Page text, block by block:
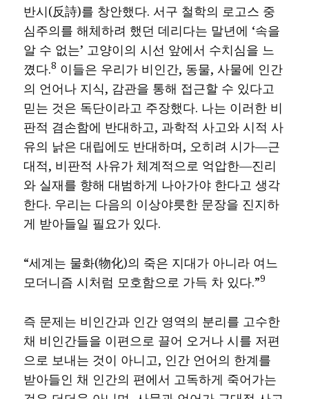
반시(反詩)를 창안했다. 서구 철학의 로고스 중
심주의를 해체하려 했던 데리다는 말년에 ‘속을
알 수 없는’ 고양이의 시선 앞에서 수치심을 느
꼈다.8 이들은 우리가 비인간, 동물, 사물에 인간
의 언어나 지식, 감관을 통해 접근할 수 있다고
믿는 것은 독단이라고 주장했다. 나는 이러한 비
판적 겸손함에 반대하고, 과학적 사고와 시적 사
유의 낡은 대립에도 반대하며, 오히려 시가―근
대적, 비판적 사유가 체계적으로 억압한―진리
와 실재를 향해 대범하게 나아가야 한다고 생각
한다. 우리는 다음의 이상야릇한 문장을 진지하
게 받아들일 필요가 있다.
“세계는 물화(物化)의 죽은 지대가 아니라 여느
모더니즘 시처럼 모호함으로 가득 차 있다.”9
즉 문제는 비인간과 인간 영역의 분리를 고수한
채 비인간들을 이편으로 끌어 오거나 시를 저편
으로 보내는 것이 아니고, 인간 언어의 한계를
받아들인 채 인간의 편에서 고독하게 죽어가는